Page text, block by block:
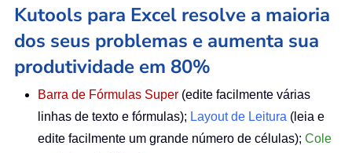
Kutools para Excel resolve a maioria
dos seus problemas e aumenta sua
produtividade em 80%
Barra de Fórmulas Super (edite facilmente várias
linhas de texto e fórmulas); Layout de Leitura (leia e
edite facilmente um grande número de células); Cole